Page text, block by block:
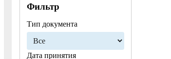
Фильтр
Тип документа
Дата принятия